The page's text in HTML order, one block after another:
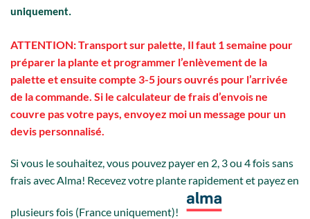
uniquement.
ATTENTION: Transport sur palette, Il faut 1 semaine pour
préparer la plante et programmer l’enlèvement de la
palette et ensuite compte 3-5 jours ouvrés pour l’arrivée
de la commande. Si le calculateur de frais d’envois ne
couvre pas votre pays, envoyez moi un message pour un
devis personnalisé.
Si vous le souhaitez, vous pouvez payer en 2, 3 ou 4 fois sans
frais avec Alma! Recevez votre plante rapidement et payez en
plusieurs fois (France uniquement)!